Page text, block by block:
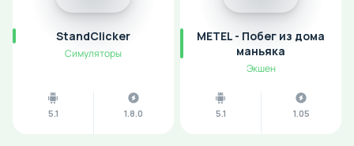
StandClicker
Симуляторы
5.1 1.8.0
METEL - Побег из дома
маньяка
Экшен
5.1 1.05